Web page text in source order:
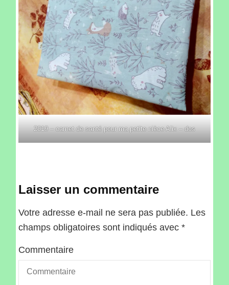
2019 – carnet de santé pour ma petite nièce Alix – dos
Laisser un commentaire
Votre adresse e-mail ne sera pas publiée. Les
champs obligatoires sont indiqués avec*
Commentaire